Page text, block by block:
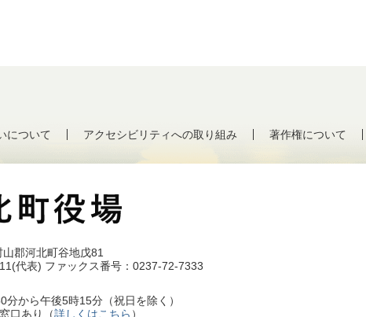
について アクセシビリティへの取り組み 著作権について
郡河北町谷地戊81
代表) ファックス番号：0237-72-7333
分から午後5時15分（祝日を除く）
口あり（詳しくはこちら ）